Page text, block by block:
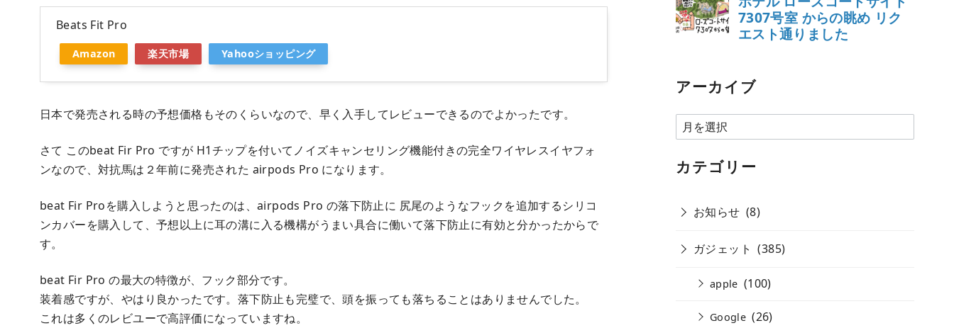
Beats Fit Pro
Amazon 楽天市場 Yahooショッピング
日本で発売される時の予想価格もそのくらいなので、早く入手してレビューできるのでよかったです。
さて このbeat Fir Pro ですが H1チップを付いてノイズキャンセリング機能付きの完全ワイヤレスイヤフォ
ンなので、対抗馬は２年前に発売された airpods Pro になります。
beat Fir Proを購入しようと思ったのは、airpods Pro の落下防止に 尻尾のようなフックを追加するシリコ
ンカバーを購入して、予想以上に耳の溝に入る機構がうまい具合に働いて落下防止に有効と分かったからで
す。
beat Fir Pro の最大の特徴が、フック部分です。
装着感ですが、やはり良かったです。落下防止も完璧で、頭を振っても落ちることはありませんでした。
これは多くのレビユーで高評価になっていますね。
アーカイブ
ア
ー
カ
カテゴリー
お知らせ (8)
ガジェット (385)
apple (100)
Google (26)